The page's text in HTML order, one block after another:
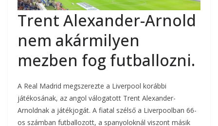
Trent Alexander-Arnold
nem akármilyen
mezben fog futballozni.
A Real Madrid megszerezte a Liverpool korábbi
játékosának, az angol válogatott Trent Alexander-
Arnoldnak a játékjogát. A fiatal szélső a Liverpoolban 66-
os számban futballozott, a spanyoloknál viszont másik